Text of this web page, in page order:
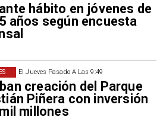
hábito en jóvenes de
años según encuesta
El Jueves Pasado A Las 9:49
creación del Parque
Piñera con inversión
millones